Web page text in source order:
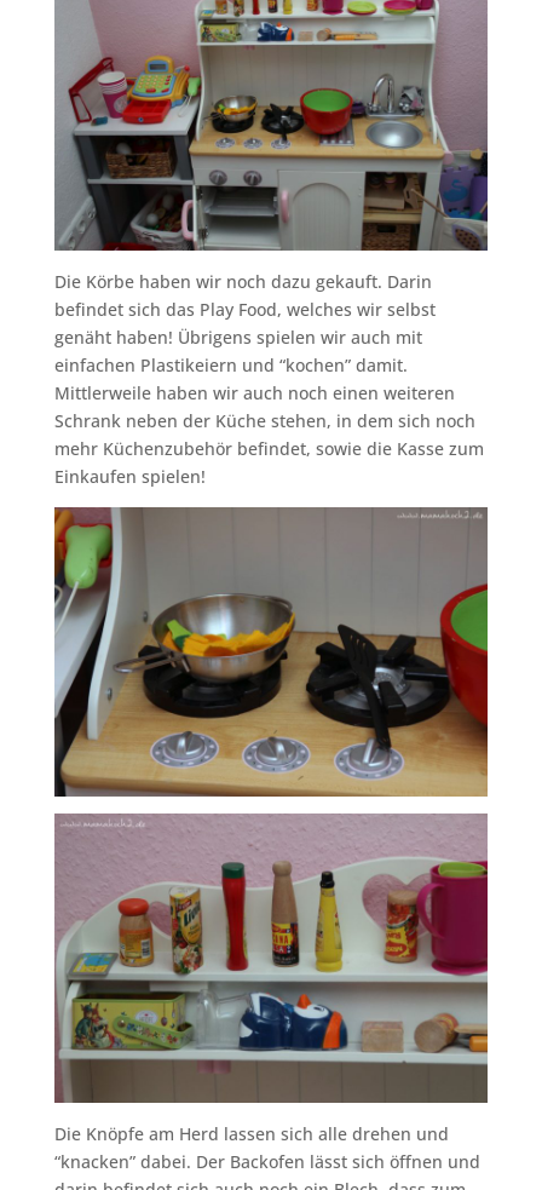
Die Körbe haben wir noch dazu gekauft. Darin
befindet sich das Play Food, welches wir selbst
genäht haben! Übrigens spielen wir auch mit
einfachen Plastikeiern und “kochen” damit.
Mittlerweile haben wir auch noch einen weiteren
Schrank neben der Küche stehen, in dem sich noch
mehr Küchenzubehör befindet, sowie die Kasse zum
Einkaufen spielen!
Die Knöpfe am Herd lassen sich alle drehen und
“knacken” dabei. Der Backofen lässt sich öffnen und